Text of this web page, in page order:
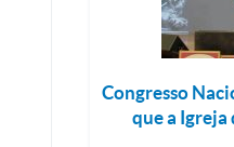
Congresso
que a Igreja